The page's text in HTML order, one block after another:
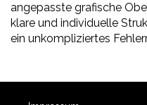
angepasste grafische
klare und individuelle
ein unkompliziertes